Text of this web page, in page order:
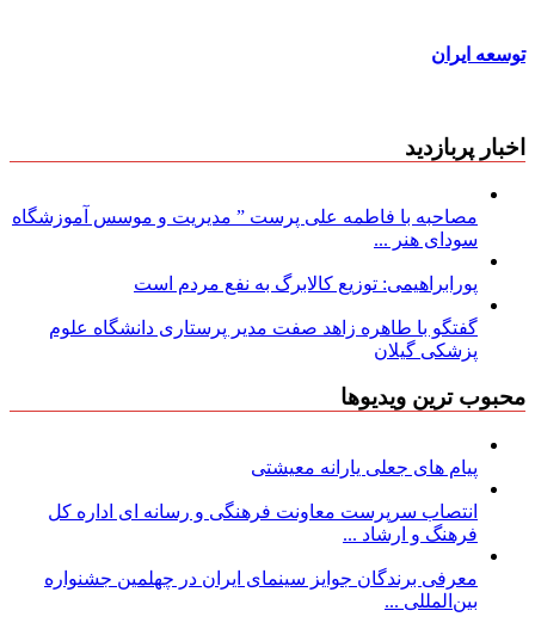
توسعه ایران
اخبار پربازدید
مصاحبه با فاطمه علی پرست ” مدیریت و موسس آموزشگاه
سودای هنر ...
پورابراهیمی: توزیع کالابرگ به نفع مردم است
گفتگو با طاهره زاهد صفت مدیر پرستاری دانشگاه علوم
پزشکی گیلان
محبوب ترین ویدیوها
پیام های جعلی یارانه معیشتی
انتصاب سرپرست معاونت فرهنگی و رسانه ای اداره کل
فرهنگ و ارشاد ...
معرفی برندگان جوایز سینمای ایران در چهلمین جشنواره
بین‌المللی ...